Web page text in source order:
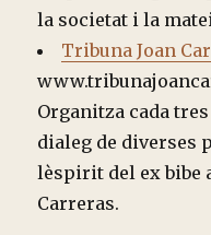
la societat i la
Tribuna Joan
Organitza cada
dialeg de diverses
lèspirit del ex bibe
Carreras.